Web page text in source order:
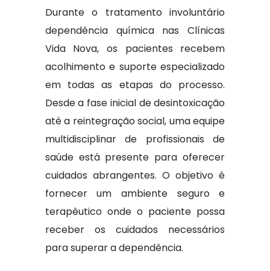
Durante o tratamento involuntário
dependência química nas Clínicas
Vida Nova, os pacientes recebem
acolhimento e suporte especializado
em todas as etapas do processo.
Desde a fase inicial de desintoxicação
até a reintegração social, uma equipe
multidisciplinar de profissionais de
saúde está presente para oferecer
cuidados abrangentes. O objetivo é
fornecer um ambiente seguro e
terapêutico onde o paciente possa
receber os cuidados necessários
para superar a dependência.